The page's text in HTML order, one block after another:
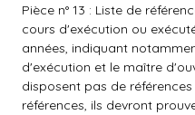
Pièce n° 13 : Liste de
cours d'exécution ou
années, indiquant
d'exécution et le maître
disposent pas de
références, ils devront